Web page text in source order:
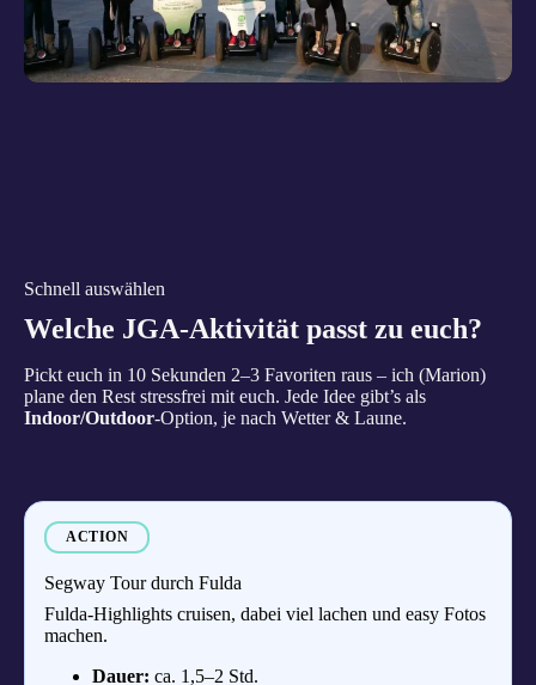
Schnell auswählen
Welche JGA-Aktivität passt zu euch?
Pickt euch in 10 Sekunden 2–3 Favoriten raus – ich (Marion)
plane den Rest stressfrei mit euch. Jede Idee gibt’s als
Indoor/Outdoor-Option, je nach Wetter & Laune.
ACTION
Segway Tour durch Fulda
Fulda-Highlights cruisen, dabei viel lachen und easy Fotos
machen.
Dauer: ca. 1,5–2 Std.